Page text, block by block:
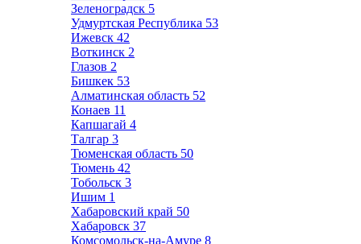
Зеленоградск 5
Удмуртская Республика 53
Ижевск 42
Воткинск 2
Глазов 2
Бишкек 53
Алматинская область 52
Конаев 11
Капшагай 4
Талгар 3
Тюменская область 50
Тюмень 42
Тобольск 3
Ишим 1
Хабаровский край 50
Хабаровск 37
Комсомольск-на-Амуре 8